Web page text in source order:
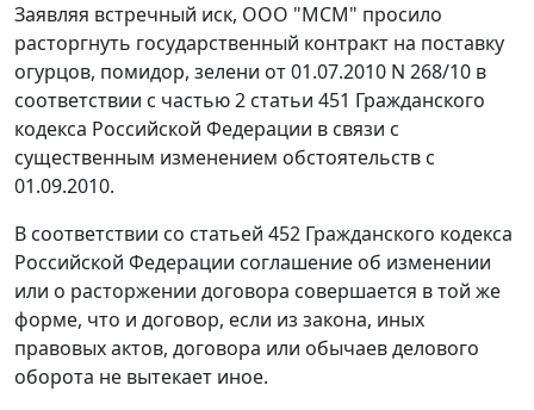
Заявляя встречный иск, ООО "МСМ" просило
расторгнуть государственный контракт на поставку
огурцов, помидор, зелени от 01.07.2010 N 268/10 в
соответствии с частью 2 статьи 451 Гражданского
кодекса Российской Федерации в связи с
существенным изменением обстоятельств с
01.09.2010.
В соответствии со статьей 452 Гражданского кодекса
Российской Федерации соглашение об изменении
или о расторжении договора совершается в той же
форме, что и договор, если из закона, иных
правовых актов, договора или обычаев делового
оборота не вытекает иное.